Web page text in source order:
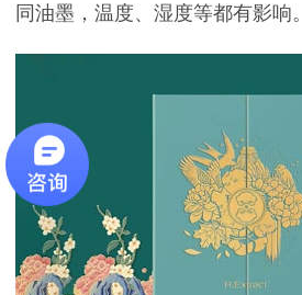
同油墨，温度、湿度等都有影响。